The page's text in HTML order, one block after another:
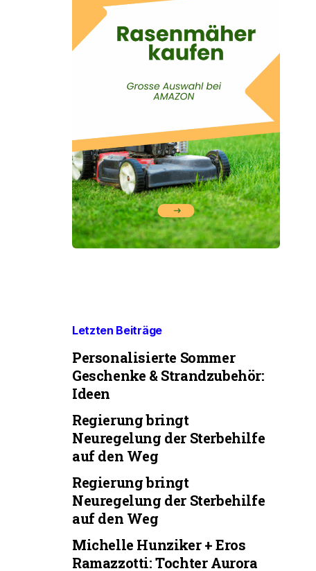
Letzten Beiträge
Personalisierte Sommer
Geschenke & Strandzubehör:
Ideen
Regierung bringt
Neuregelung der Sterbehilfe
auf den Weg
Regierung bringt
Neuregelung der Sterbehilfe
auf den Weg
Michelle Hunziker + Eros
Ramazzotti: Tochter Aurora